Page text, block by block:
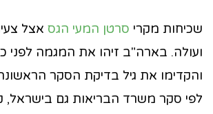
שכיחות מקרי סרטן המעי הגס אצל
ועולה. בארה"ב זיהו את המגמה לפני
והקדימו את גיל בדיקת הסקר הראשונה מ-50
לפי סקר משרד הבריאות גם בישראל,